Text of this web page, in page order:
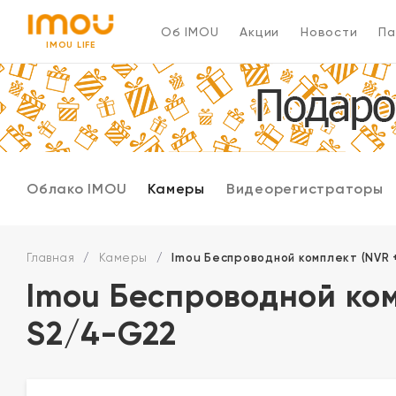
IMOU LIFE
Об IMOU Акции Новости
Облако IMOU Камеры Видеорегистраторы
Главная / Камеры / Imou Беспроводной комплект
Imou Беспроводной
S2/4-G22